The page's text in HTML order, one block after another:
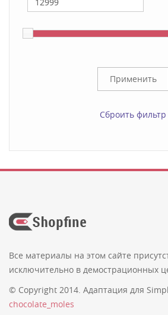
Сброить фильтр
Все материалы на этом сайте
исключительно в демострационных
© Copyright 2014. Адаптация для
chocolate_moles